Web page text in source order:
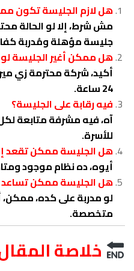
هل لازم الجليسة تكون
مش شرط، إلا لو الحالة
جليسة مؤهلة ومُدربة
هل ممكن أغير الجليسة لو
أكيد، شركة محترمة زي
24 ساعة.
فيه رقابة على الجليسة؟
آه، فيه مشرفة متابعة
للأسرة.
هل الجليسة ممكن تقعد
أيوه، ده نظام موجود
هل الجليسة ممكن تساعد
لو مدربة على كده،
متخصصة.
خلاصة